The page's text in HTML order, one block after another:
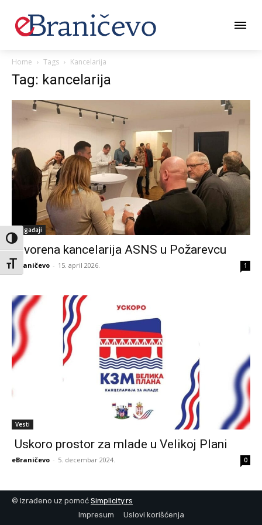
Toggle High Contrast
Toggle Font size
Home Tags Kancelarija
Tag: kancelarija
Događaji
Otvorena kancelarija ASNS u Požarevcu
eBraničevo - 15. april 2026. 1
Vesti
Uskoro prostor za mlade u Velikoj Plani
eBraničevo - 5. decembar 2024. 0
© Izrađeno uz pomoć Simplicity.rs
Impresum
Uslovi korišćenja